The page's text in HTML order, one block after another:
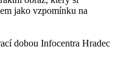
jako vzpomínku na
dobou Infocentra Hradec